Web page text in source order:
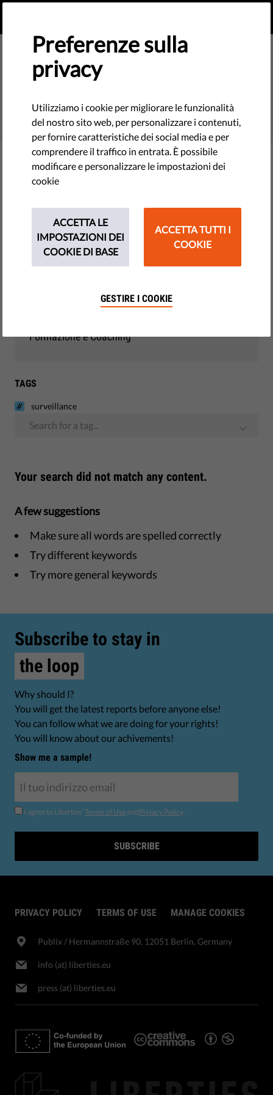
Filter
THEMES
Monitoraggio UE
Formazione e Coaching
TAGS
surveillance
Search for a tag...
Your search did not match any content.
A few suggestions
Make sure all words are spelled correctly
Try different keywords
Try more general keywords
Subscribe to stay in
the loop
Why should I?
You will get the latest reports before anyone else!
You can follow what we are doing for your rights!
You will know about our achivements!
Show me a sample!
I agree to Liberties' Terms of Use andPrivacy Policy.
SUBSCRIBE
PRIVACY POLICY TERMS OF USE MANAGE COOKIES
Publix​ / Hermannstraße 90, 12051 Berlin, Germany
info (at) liberties.eu
press (at) liberties.eu
Preferenze sulla
privacy
Utilizziamo i cookie per migliorare le funzionalità
del nostro sito web, per personalizzare i contenuti,
per fornire caratteristiche dei social media e per
comprendere il traffico in entrata. È possibile
modificare e personalizzare le impostazioni dei
cookie
ACCETTA LE
IMPOSTAZIONI DEI
COOKIE DI BASE
ACCETTA TUTTI I
COOKIE
GESTIRE I COOKIE